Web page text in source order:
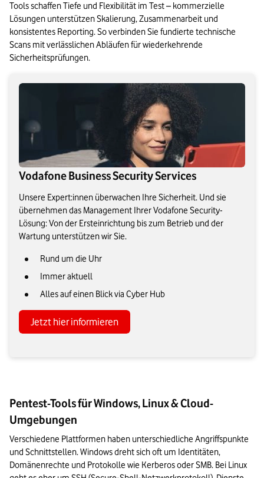
Tools schaffen Tiefe und Flexibilität im Test – kommerzielle
Lösungen unterstützen Skalierung, Zusammenarbeit und
konsistentes Reporting. So verbinden Sie fundierte technische
Scans mit verlässlichen Abläufen für wiederkehrende
Sicherheitsprüfungen.
Vodafone Business Security Services
Unsere Expert:innen überwachen Ihre Sicherheit. Und sie
übernehmen das Management Ihrer Vodafone Security-
Lösung: Von der Ersteinrichtung bis zum Betrieb und der
Wartung unterstützen wir Sie.
Rund um die Uhr
Immer aktuell
Alles auf einen Blick via Cyber Hub
Jetzt hier informieren
Pentest-Tools für Windows, Linux & Cloud-
Umgebungen
Verschiedene Plattformen haben unterschiedliche Angriffspunkte
und Schnittstellen. Windows dreht sich oft um Identitäten,
Domänenrechte und Protokolle wie Kerberos oder SMB. Bei Linux